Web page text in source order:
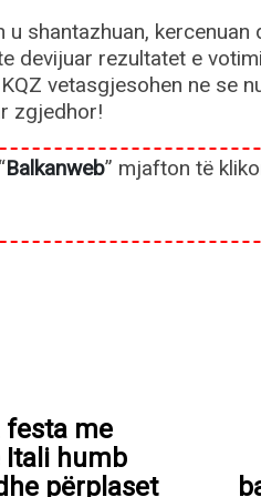
u shantazhuan,
devijuar rezultatet e
vetasgjesohen ne se
zgjedhor!
Balkanweb” mjafton të
festa me
Itali humb
përplaset